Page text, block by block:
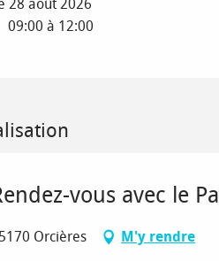
28 août 2026
09:00 à 12:00
vous avec le
Orcières M'y rendre